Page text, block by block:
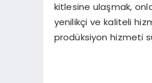
kitlesine ulaşmak,
yenilikçi ve kaliteli
prodüksiyon hizmeti